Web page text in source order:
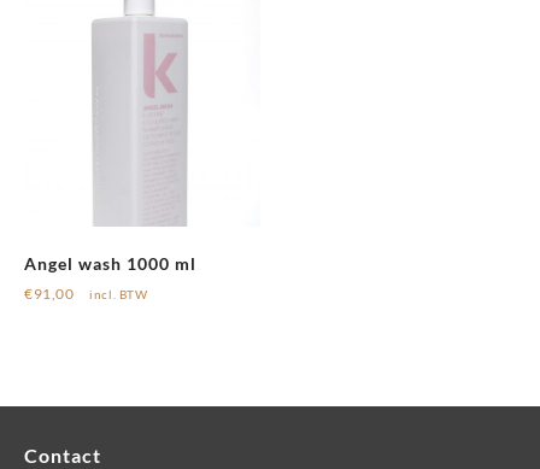
Angel wash 1000 ml
€91,00 incl. BTW
Contact